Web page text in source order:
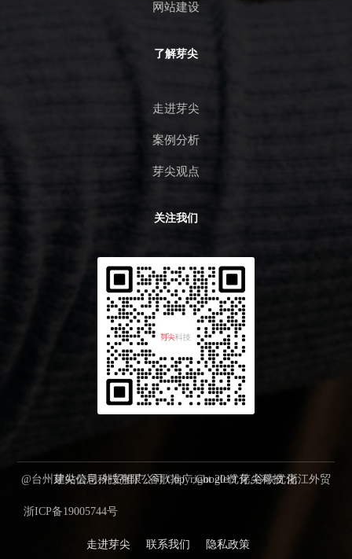
网站建设
了解芽尖
走进芽尖
案例分析
芽尖观点
关注我们
@台州芽尖信息科技有限公司 Copyright 2019 芽尖科技 浙江外贸建站公司,外贸推广,谷歌推广,Google优化,谷歌优化
浙ICP备19005744号
隐私政策
联系我们
走进芽尖